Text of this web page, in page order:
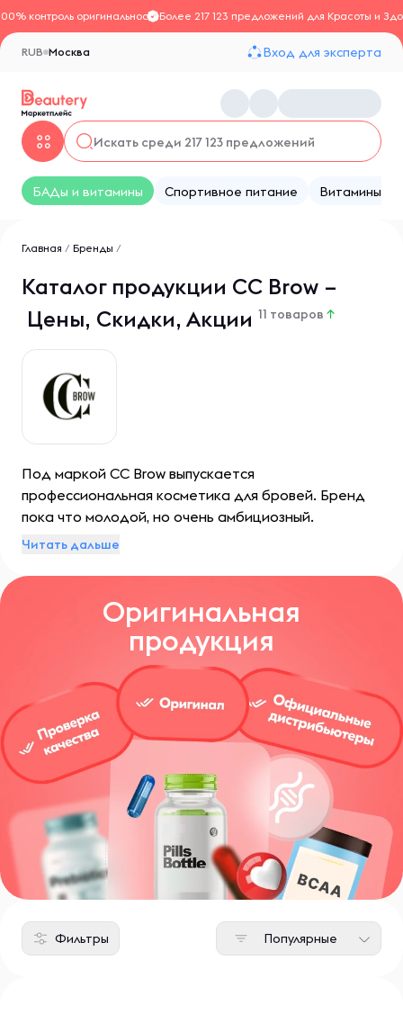
контроль оригинальностиБолее 217 123 предложений для Красоты и
Москва
RUB Вход для эксперта
БАДы и витамины Спортивное питание Витамины
Главная / Бренды /
Каталог продукции CC Brow –
Цены, Скидки, Акции 11 товаров ↑
Под маркой CC Brow выпускается
профессиональная косметика для бровей. Бренд
пока что молодой, но очень амбициозный.
Продукция российской компании пользуется
сфере.
Читать дальше
Оригинальная
продукция
Фильтры Популярные